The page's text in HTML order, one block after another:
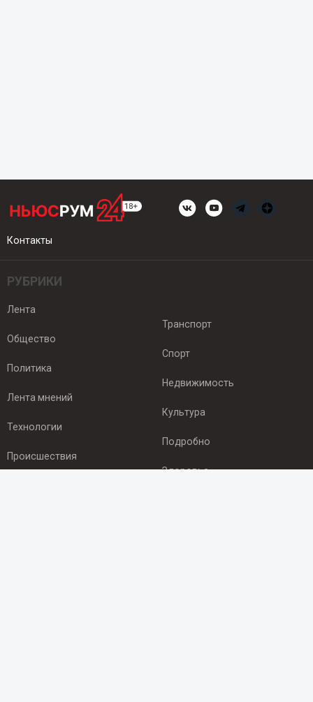
Контакты
РУБРИКИ
Лента
Общество
Политика
Лента мнений
Технологии
Происшествия
Транспорт
Спорт
Недвижимость
Культура
Подробно
Здоровье